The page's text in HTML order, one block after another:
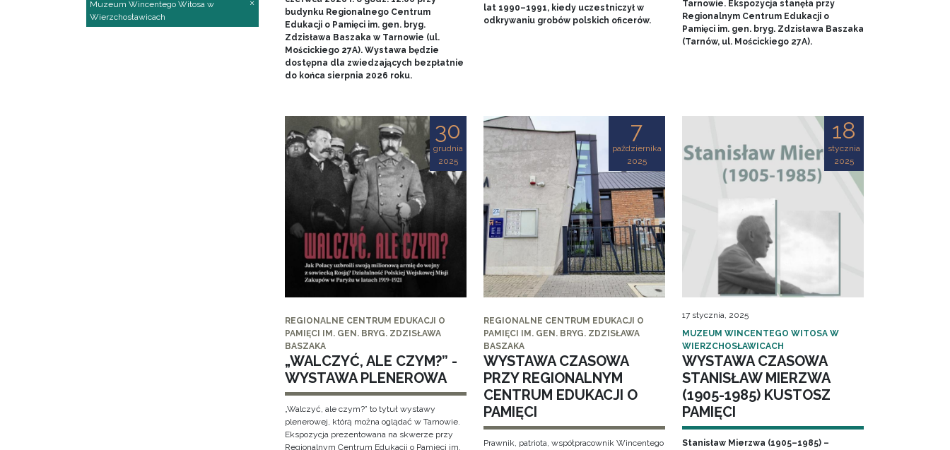
Muzeum Wincentego Witosa w
Wierzchosławicach
budynku Regionalnego Centrum
Edukacji o Pamięci im. gen. bryg.
Zdzisława Baszaka w Tarnowie (ul.
Mościckiego 27A). Wystawa będzie
dostępna dla zwiedzających bezpłatnie
do końca sierpnia 2026 roku.
lat 1990–1991, kiedy uczestniczył w
odkrywaniu grobów polskich oficerów.
Tarnowie. Ekspozycja stanęła przy
Regionalnym Centrum Edukacji o
Pamięci im. gen. bryg. Zdzisława Baszaka
(Tarnów, ul. Mościckiego 27A).
30
grudnia
2025
REGIONALNE CENTRUM EDUKACJI O
PAMIĘCI IM. GEN. BRYG. ZDZISŁAWA
BASZAKA
„WALCZYĆ, ALE CZYM?” -
WYSTAWA PLENEROWA
„Walczyć, ale czym?” to tytuł wystawy
plenerowej, którą można oglądać w Tarnowie.
Ekspozycja prezentowana na skwerze przy
Regionalnym Centrum Edukacji o Pamięci im.
7
października
2025
REGIONALNE CENTRUM EDUKACJI O
PAMIĘCI IM. GEN. BRYG. ZDZISŁAWA
BASZAKA
WYSTAWA CZASOWA
PRZY REGIONALNYM
CENTRUM EDUKACJI O
PAMIĘCI
Prawnik, patriota, współpracownik Wincentego
18
stycznia
2025
17 stycznia, 2025
MUZEUM WINCENTEGO WITOSA W
WIERZCHOSŁAWICACH
WYSTAWA CZASOWA
STANISŁAW MIERZWA
(1905-1985) KUSTOSZ
PAMIĘCI
Stanisław Mierzwa (1905–1985) –